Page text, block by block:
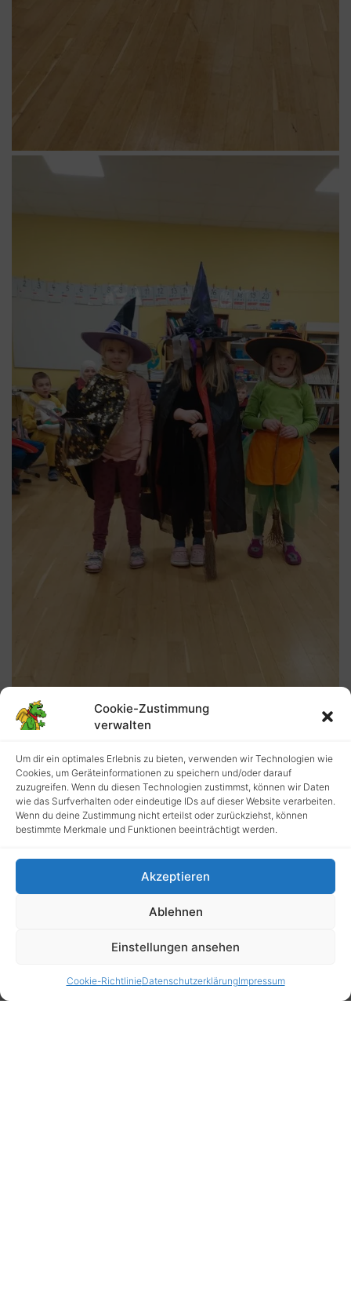
Cookie-Zustimmung
verwalten
Um dir ein optimales Erlebnis zu bieten, verwenden wir Technologien wie
Cookies, um Geräteinformationen zu speichern und/oder darauf
zuzugreifen. Wenn du diesen Technologien zustimmst, können wir Daten
wie das Surfverhalten oder eindeutige IDs auf dieser Website verarbeiten.
Wenn du deine Zustimmung nicht erteilst oder zurückziehst, können
bestimmte Merkmale und Funktionen beeinträchtigt werden.
Akzeptieren
Ablehnen
Einstellungen ansehen
Cookie-RichtlinieDatenschutzerklärungImpressum